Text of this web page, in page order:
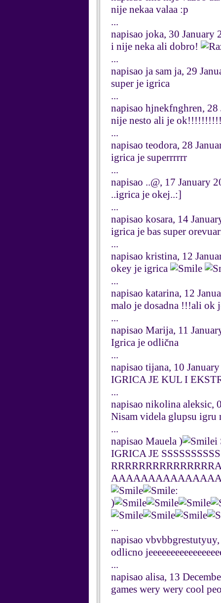
nije nekaa valaa :p
...
napisao joka, 30 January
i nije neka ali dobro!
...
napisao ja sam ja, 29
super je igrica
...
napisao hjnekfnghren, 28
nije nesto ali je
...
napisao teodora, 28
igrica je superrrrrr
...
napisao ..@, 17 January
..igrica je okej..:]
...
napisao kosara, 14
igrica je bas super
...
napisao kristina, 12
okey je igrica
...
napisao katarina, 12
malo je dosadna !!!ali ok
...
napisao Marija, 11
Igrica je odlična
...
napisao tijana, 10
IGRICA JE KUL I
...
napisao nikolina aleksic,
Nisam videla glupsu igru
...
napisao Mauela )
i
IGRICA JE
:
)
...
napisao
odlicno
...
napisao alisa, 13
games wery wery cool